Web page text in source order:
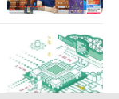
费者王女士
钱办卡的消
办卡时没有说
餐的价格已经